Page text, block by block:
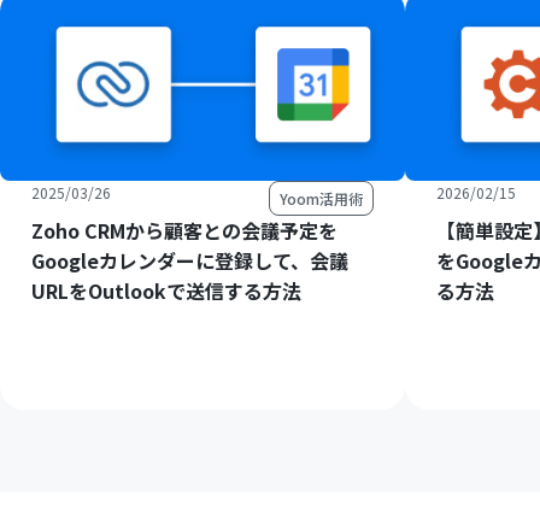
2025/03/26 Yoom活用術
Zoho CRMから顧客との会議予定を
Googleカレンダーに登録して、会議
URLをOutlookで送信する方法
2026/02/15
【簡単設
をGoogle
る方法